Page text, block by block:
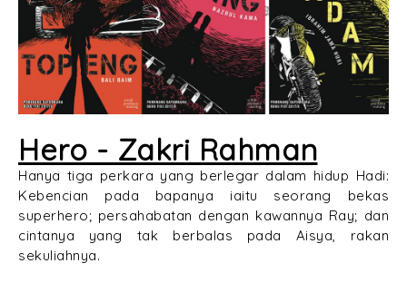
Hero - Zakri Rahman
Hanya tiga perkara yang berlegar dalam hidup Hadi:
Kebencian pada bapanya iaitu seorang bekas
superhero; persahabatan dengan kawannya Ray; dan
cintanya yang tak berbalas pada Aisya, rakan
sekuliahnya.